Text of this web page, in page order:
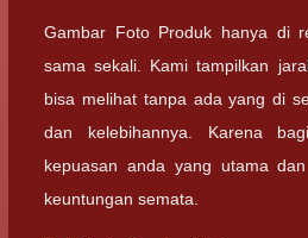
Gambar Foto Produk hanya di
sama sekali. Kami tampilkan
bisa melihat tanpa ada yang di
dan kelebihannya. Karena
kepuasan anda yang utama
keuntungan semata.